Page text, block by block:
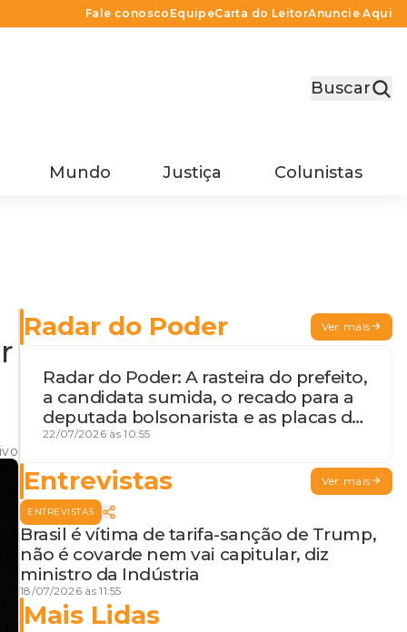
Fale conosco EquipeCarta do LeitorAnuncie Aqui
Buscar
Mundo Justiça Colunistas
Radar do Poder Ver mais
Radar do Poder: A rasteira do prefeito,
a candidata sumida, o recado para a
deputada bolsonarista e as placas da
discórdia
22/07/2026 às 10:55
Entrevistas Ver mais
ENTREVISTAS
Brasil é vítima de tarifa-sanção de Trump,
não é covarde nem vai capitular, diz
ministro da Indústria
18/07/2026 às 11:55
Mais Lidas